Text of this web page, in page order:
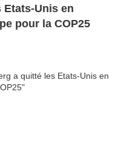
Etats-Unis en
pour la COP25